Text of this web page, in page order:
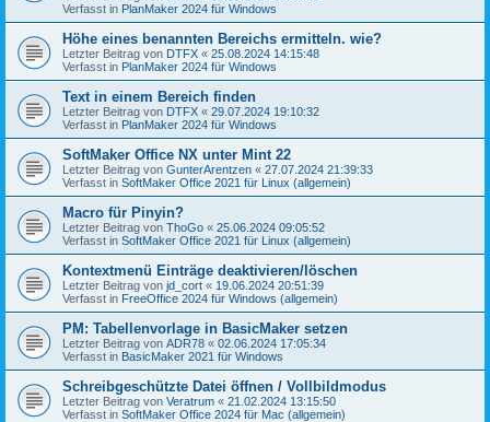
Verfasst in PlanMaker 2024 für Windows
Höhe eines benannten Bereichs ermitteln. wie?
Letzter Beitrag von DTFX « 25.08.2024 14:15:48
Verfasst in PlanMaker 2024 für Windows
Text in einem Bereich finden
Letzter Beitrag von DTFX « 29.07.2024 19:10:32
Verfasst in PlanMaker 2024 für Windows
SoftMaker Office NX unter Mint 22
Letzter Beitrag von GunterArentzen « 27.07.2024 21:39:33
Verfasst in SoftMaker Office 2021 für Linux (allgemein)
Macro für Pinyin?
Letzter Beitrag von ThoGo « 25.06.2024 09:05:52
Verfasst in SoftMaker Office 2021 für Linux (allgemein)
Kontextmenü Einträge deaktivieren/löschen
Letzter Beitrag von jd_cort « 19.06.2024 20:51:39
Verfasst in FreeOffice 2024 für Windows (allgemein)
PM: Tabellenvorlage in BasicMaker setzen
Letzter Beitrag von ADR78 « 02.06.2024 17:05:34
Verfasst in BasicMaker 2021 für Windows
Schreibgeschützte Datei öffnen / Vollbildmodus
Letzter Beitrag von Veratrum « 21.02.2024 13:15:50
Verfasst in SoftMaker Office 2024 für Mac (allgemein)